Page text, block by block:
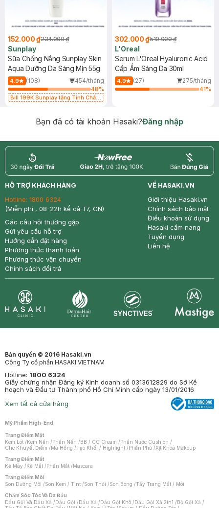
152.000 ₫234.000 ₫
Sunplay
Sữa Chống Nắng Sunplay Skin
Aqua Dưỡng Da Sáng Mịn 55g
4.9 (108)
454/tháng
48%
Bill 199K Sunplay tặng Tinh Chất
302.000 ₫519.000 ₫
L'Oreal
Serum L'Oreal Hyaluronic Acid
Cấp Ẩm Sáng Da 30ml
4.9 (27)
275/tháng
41%
Bạn đã có tài khoản Hasaki?Đăng nhập
return nowfree price
HỖ TRỢ KHÁCH HÀNG
Hotline: 1800 6324
(Miễn phí , 08-22h kể cả T7, CN)
Các câu hỏi thường gặp
Gửi yêu cầu hỗ trợ
Hướng dẫn đặt hàng
Phương thức thanh toán
Phương thức vận chuyển
Chính sách đổi trả
VỀ HASAKI.VN
Giới thiệu Hasaki.vn
Chính sách bảo mật
Điều khoản sử dụng
Hasaki cẩm nang
Tuyển dụng
Liên hệ
Bản quyền © 2016 Hasaki.vn
Công Ty cổ phần HASAKI VIETNAM
Hotline: 1800 6324
Giấy chứng nhận Đăng ký Kinh doanh số 0313612829 do Sở Kế
hoạch và Đầu tư Thành phố Hồ Chí Minh cấp ngày 13/01/2016
Xem tất cả cửa hàng
Mỹ Phẩm High-End
Trang Điểm Mặt
Kem Lót /Kem Nền /Phấn Nền /BB / CC Cream /Phấn Nước Cushion /
Che Khuyết Điểm /Má Hồng /Tạo Khối / Highlight /Phấn Phủ /Xịt Khoá Makeup
Trang Điểm Mắt
Kẻ Mày /Kẻ Mắt /Phấn Mắt /Mascara
Trang Điểm Môi
Son Dưỡng Môi /Son Kem / Tint /Son Thỏi /Son Bóng /Tẩy Trang Mắt / Môi
Chăm Sóc Tóc Và Da Đầu
Dầu Gội Và Dầu Xả /Dầu Gội /Dầu Xả /Dầu Gội Khô /Dầu Gội Xả 2in1 /Bộ Gội Xả /